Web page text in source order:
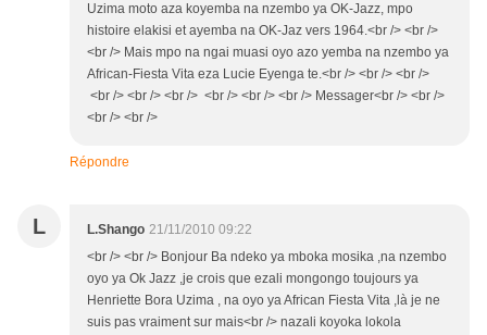
Uzima moto aza koyemba na nzembo ya OK-Jazz, mpo
histoire elakisi et ayemba na OK-Jaz vers 1964.<br /> <br />
<br /> Mais mpo na ngai muasi oyo azo yemba na nzembo ya
African-Fiesta Vita eza Lucie Eyenga te.<br /> <br /> <br />
<br /> <br /> <br /> <br /> <br /> <br /> Messager<br /> <br />
<br /> <br />
Répondre
L L.Shango 21/11/2010 09:22
<br /> <br /> Bonjour Ba ndeko ya mboka mosika ,na nzembo
oyo ya Ok Jazz ,je crois que ezali mongongo toujours ya
Henriette Bora Uzima , na oyo ya African Fiesta Vita ,là je ne
suis pas vraiment sur mais<br /> nazali koyoka lokola